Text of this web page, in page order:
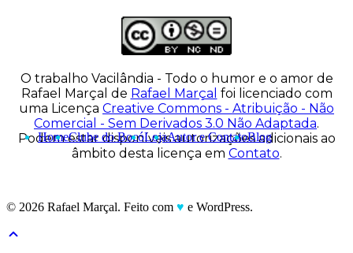
O trabalho Vacilândia - Todo o humor e o amor de
Rafael Marçal de Rafael Marçal foi licenciado com
uma Licença Creative Commons - Atribuição - Não
Comercial - Sem Derivados 3.0 Não Adaptada.
Podem estar disponíveis autorizações adicionais ao
âmbito desta licença em Contato.
HomeClube do BocóLojaAutor e ContatoBlog
© 2026 Rafael Marçal. Feito com ♥ e WordPress.